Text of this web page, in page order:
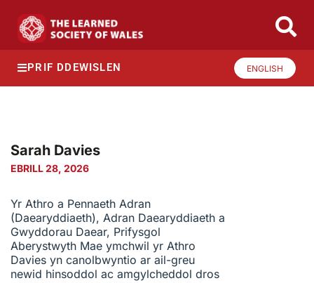
PRIF DDEWISLEN ENGLISH
Sarah Davies
EBRILL 28, 2026
Yr Athro a Pennaeth Adran
(Daearyddiaeth), Adran Daearyddiaeth a
Gwyddorau Daear, Prifysgol
Aberystwyth Mae ymchwil yr Athro
Davies yn canolbwyntio ar ail-greu
newid hinsoddol ac amgylcheddol dros